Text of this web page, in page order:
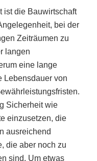
ist die Bauwirtschaft
bei der
Zeiträumen zu
langen
eine lange
Lebensdauer von
Sicherheit wie
einzusetzen, die
ausreichend
die aber noch zu
sind. Um etwas